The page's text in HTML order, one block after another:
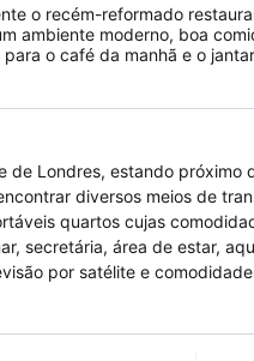
o recém-reformado
ambiente moderno, boa
o café da manhã e o
de Londres, estando próximo
diversos meios de
quartos cujas
secretária, área de estar,
por satélite e
nas quais se
do hotel à qual poderão ser